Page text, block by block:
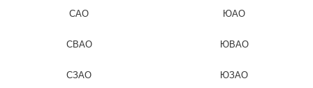
САО
СВАО
СЗАО
ЮАО
ЮВАО
ЮЗАО